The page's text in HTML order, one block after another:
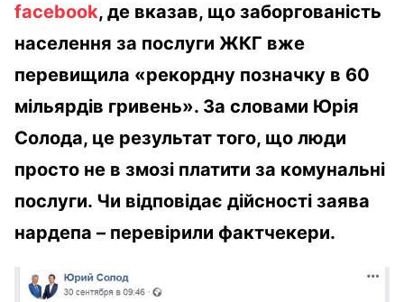
facebook, де вказав, що заборгованість
населення за послуги ЖКГ вже
перевищила «рекордну позначку в 60
мільярдів гривень». За словами Юрія
Солода, це результат того, що люди
просто не в змозі платити за комунальні
послуги. Чи відповідає дійсності заява
нардепа – перевірили фактчекери.